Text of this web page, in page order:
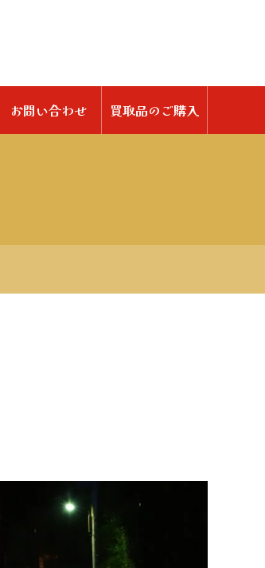
お問い合わせ 買取品のご購入